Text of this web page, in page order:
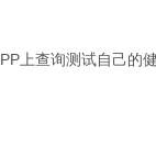
上查询测试自己的